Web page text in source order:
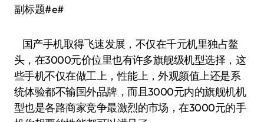
副标题#e#
国产手机取得飞速发展，不仅在千元机里独占鳌
头，在3000元价位里也有许多旗舰级机型选择，这
些手机不仅在做工上，性能上，外观颜值上还是系
统体验都不输国外品牌，而且3000元内的旗舰机机
型也是各路商家竞争最激烈的市场，在3000元的手